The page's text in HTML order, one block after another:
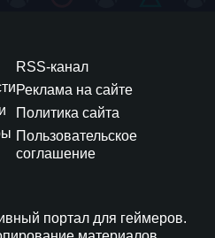
RSS-канал
Реклама на сайте
Политика сайта
Пользовательское
соглашение
портал для геймеров.